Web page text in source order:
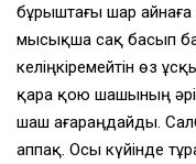
бұрыштағы шар
мысықша сақ басып
келiңкiремейтiн өз
қара қою шашының әрi
шаш ағараңдайды.
аппақ. Осы күйiнде